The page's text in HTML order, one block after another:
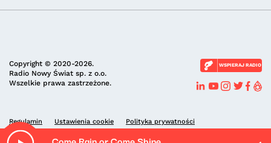
Copyright © 2020-2026.
Radio Nowy Świat sp. z o.o.
Wszelkie prawa zastrzeżone.
WSPIERAJ RADIO
Regulamin Ustawienia cookie Polityka prywatności